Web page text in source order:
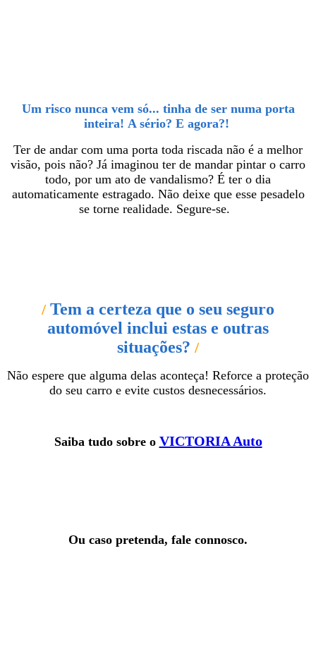
Um risco nunca vem só... tinha de ser numa porta
inteira! A sério? E agora?!
Ter de andar com uma porta toda riscada não é a melhor
visão, pois não? Já imaginou ter de mandar pintar o carro
todo, por um ato de vandalismo? É ter o dia
automaticamente estragado. Não deixe que esse pesadelo
se torne realidade. Segure-se.
/ Tem a certeza que o seu seguro
automóvel inclui estas e outras
situações? /
Não espere que alguma delas aconteça! Reforce a proteção
do seu carro e evite custos desnecessários.
Saiba tudo sobre o VICTORIA Auto
Ou caso pretenda, fale connosco.